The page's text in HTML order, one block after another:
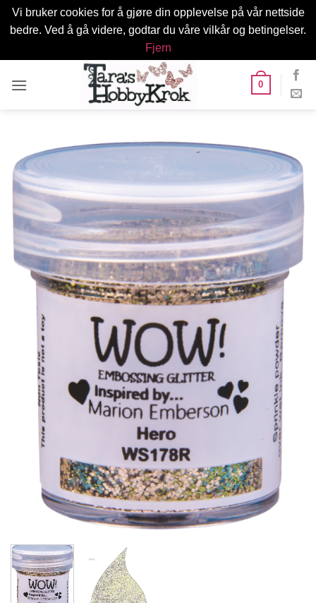
Vi bruker cookies for å gjøre din opplevelse på vår nettside
bedre. Ved å gå videre, godtar du våre vilkår og betingelser.
Fjern
0